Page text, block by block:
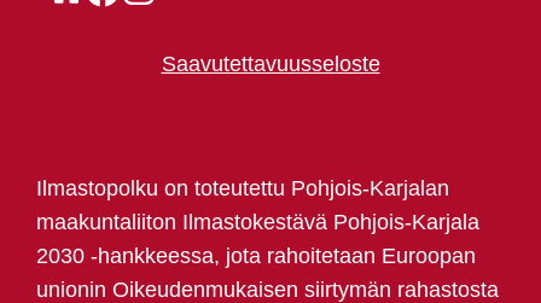
Saavutettavuusseloste
Ilmastopolku on toteutettu Pohjois-Karjalan
maakuntaliiton Ilmastokestävä Pohjois-Karjala
2030 -hankkeessa, jota rahoitetaan Euroopan
unionin Oikeudenmukaisen siirtymän rahastosta